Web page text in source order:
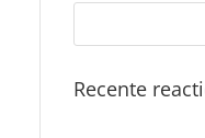
Recente